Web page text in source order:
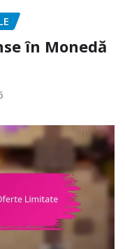
în Monedă